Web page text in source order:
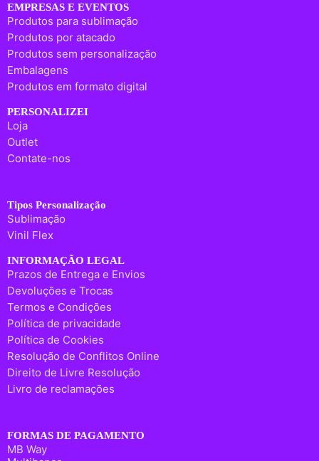
EMPRESAS E EVENTOS
Produtos para sublimação
Produtos por atacado
Produtos sem personalização
Embalagens
Produtos em formato digital
PERSONALIZEI
Loja
Outlet
Contate-nos
Tipos Personalização
Sublimação
Vinil Flex
INFORMAÇÃO LEGAL
Prazos de Entrega e Envios
Devoluções e Trocas
Termos e Condições
Política de privacidade
Política de Cookies
Resolução de Conflitos Online
Direito de Livre Resolução
Livro de reclamações
FORMAS DE PAGAMENTO
MB Way